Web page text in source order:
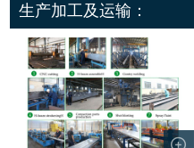
生产加工及运输：